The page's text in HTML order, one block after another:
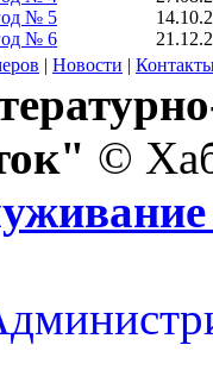
№ 5
№ 6
| Новости |
©